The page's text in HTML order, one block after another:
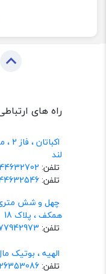
راه های
لند
تلفن: 44632702 - (021)
تلفن:- (021)
چهل و شش متری
همکف ، پلاک 18
تلفن: - (021)
الهیه ، بوتیک
تلفن:26353086 - (021)